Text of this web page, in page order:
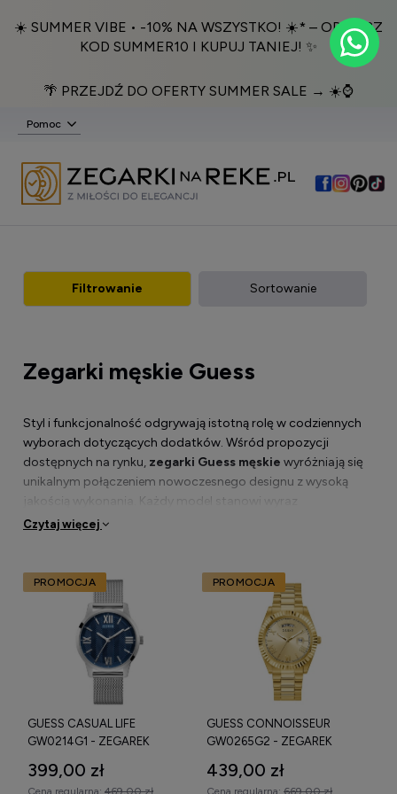
☀️ SUMMER VIBE • -10% NA WSZYSTKO! ☀️* – ODBIERZ
KOD SUMMER10 I KUPUJ TANIEJ! ✨
🌴 PRZEJDŹ DO OFERTY SUMMER SALE → ☀️⌚️
Pomoc
Filtrowanie Sortowanie
Zegarki męskie Guess
Styl i funkcjonalność odgrywają istotną rolę w codziennych
wyborach dotyczących dodatków. Wśród propozycji
dostępnych na rynku, zegarki Guess męskie wyróżniają się
unikalnym połączeniem nowoczesnego designu z wysoką
jakością wykonania. Każdy model stanowi wyraz
indywidualności oraz dbałości o detale. Modele dostępne w
Zegarki męskie ekskluzywnych marek
w sklepie online
Eleganckie zegarki męskie Guess to synonim luksusu i
prestiżu, które przyciągają uwagę swoim wyjątkowym
wzornictwem. Wśród dostępnych modeli można znaleźć
zarówno te o klasycznym wyglądzie, jak i nowoczesne
propozycje, które doskonale wpisują się w aktualne trendy.
Czytaj więcej
GUESS CASUAL LIFE
GW0214G1 - ZEGAREK
399,00 zł
Cena regularna: 469,00 zł
PROMOCJA
GUESS CONNOISSEUR
GW0265G2 - ZEGAREK
439,00 zł
Cena regularna: 669,00 zł
PROMOCJA